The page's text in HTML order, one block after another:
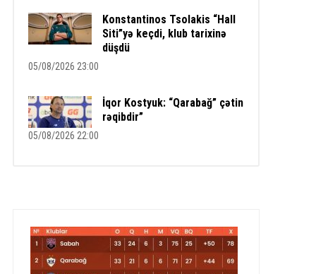
Konstantinos Tsolakis “Hall
Siti”yə keçdi, klub tarixinə
düşdü
05/08/2026 23:00
İqor Kostyuk: “Qarabağ” çətin
rəqibdir”
05/08/2026 22:00